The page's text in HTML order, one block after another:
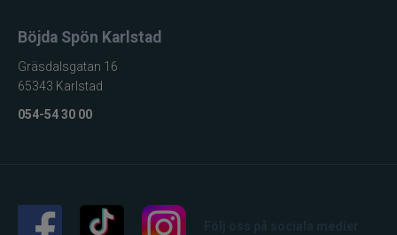
Böjda Spön Karlstad
Gräsdalsgatan 16
65343 Karlstad
054-54 30 00